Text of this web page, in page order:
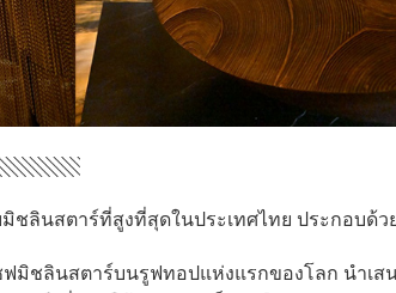
ชลินสตาร์ที่สูงที่สุดในประเทศไทย ประกอบด้ว
ฟมิชลินสตาร์บนรูฟทอปแห่งแรกของโลก นำเส